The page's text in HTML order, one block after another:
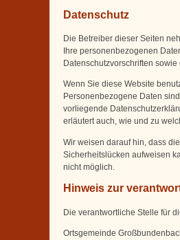
Datenschutz
Die Betreiber dieser Seiten
Ihre personenbezogenen
Datenschutzvorschriften
Wenn Sie diese Website
Personenbezogene Daten
vorliegende
erläutert auch, wie und zu
Wir weisen darauf hin, dass
Sicherheitslücken aufweisen
nicht möglich.
Hinweis zur
Die verantwortliche Stelle für
Ortsgemeinde